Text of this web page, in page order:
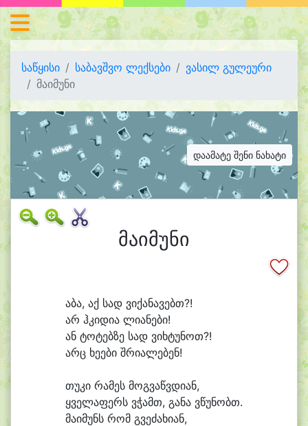
საწყისი საბავშვო ლექსები
ვასილ გულეური
მაიმუნი
დაამატე შენი ნახატი
მაიმუნი
აბა, აქ სად ვიქანავებთ?!
არ ჰკიდია ლიანები!
ან ტოტებზე სად ვიხტუნოთ?!
არც ხეები შრიალებენ!
თუკი რამეს მოგვაწვდიან,
ყველაფერს ვჭამთ, განა ვწუნობთ.
მაიმუნს რომ გვეძახიან,